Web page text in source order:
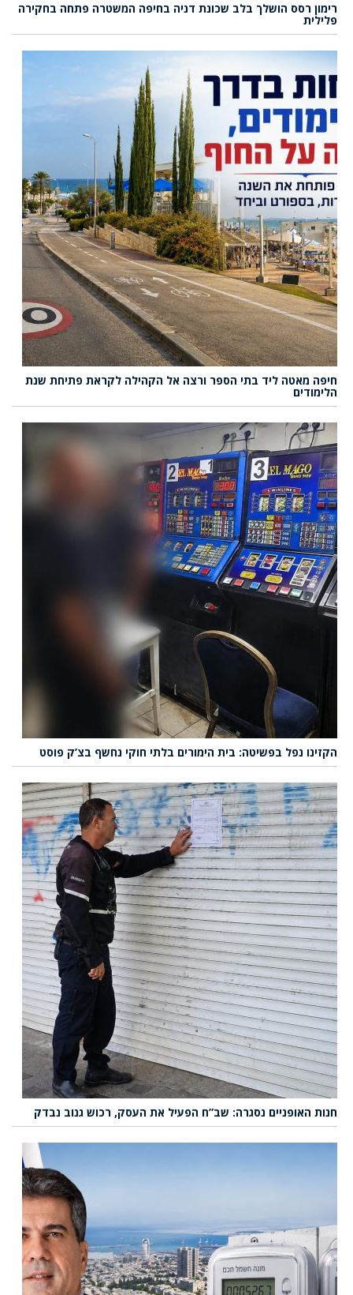
רימון רסס הושלך בלב שכונת דניה בחיפה המשטרה פתחה בחקירה
פלילית
חיפה מאטה ליד בתי הספר ורצה אל הקהילה לקראת פתיחת שנת
הלימודים
הקזינו נפל בפשיטה: בית הימורים בלתי חוקי נחשף בצ’ק פוסט
חנות האופניים נסגרה: שב”ח הפעיל את העסק, רכוש גנוב נבדק